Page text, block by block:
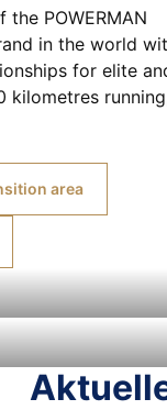
the POWERMAN
in the world
for elite
kilometres
area